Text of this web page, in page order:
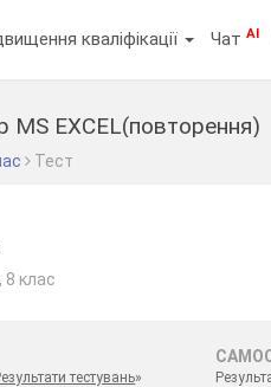
кваліфікації ЧатAI
MS EXCEL(повторення)
Тест
8 клас
тестувань»